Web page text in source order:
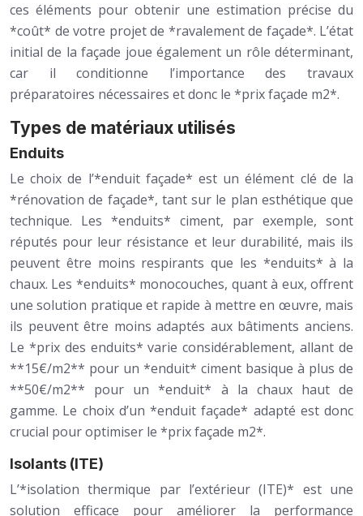
ces éléments pour obtenir une estimation précise du
*coût* de votre projet de *ravalement de façade*. L’état
initial de la façade joue également un rôle déterminant,
car il conditionne l’importance des travaux
préparatoires nécessaires et donc le *prix façade m2*.
Types de matériaux utilisés
Enduits
Le choix de l’*enduit façade* est un élément clé de la
*rénovation de façade*, tant sur le plan esthétique que
technique. Les *enduits* ciment, par exemple, sont
réputés pour leur résistance et leur durabilité, mais ils
peuvent être moins respirants que les *enduits* à la
chaux. Les *enduits* monocouches, quant à eux, offrent
une solution pratique et rapide à mettre en œuvre, mais
ils peuvent être moins adaptés aux bâtiments anciens.
Le *prix des enduits* varie considérablement, allant de
**15€/m2** pour un *enduit* ciment basique à plus de
**50€/m2** pour un *enduit* à la chaux haut de
gamme. Le choix d’un *enduit façade* adapté est donc
crucial pour optimiser le *prix façade m2*.
Isolants (ITE)
L’*isolation thermique par l’extérieur (ITE)* est une
solution efficace pour améliorer la performance